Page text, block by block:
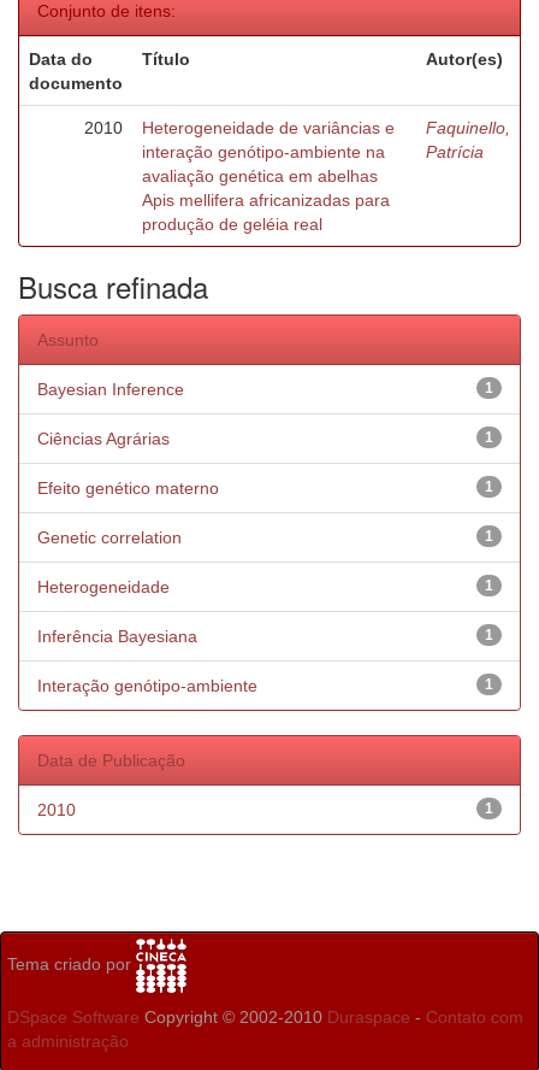
Conjunto de itens:
Data do
documento
Título Autor(es)
2010
Heterogeneidade de variâncias e
interação genótipo-ambiente na
avaliação genética em abelhas
Apis mellifera africanizadas para
produção de geléia real
Faquinello,
Patrícia
Busca refinada
Assunto
1
Bayesian Inference
1
Ciências Agrárias
1
Efeito genético materno
1
Genetic correlation
1
Heterogeneidade
1
Inferência Bayesiana
1
Interação genótipo-ambiente
Data de Publicação
1
2010
Tema criado por
DSpace Software Copyright © 2002-2010 Duraspace - Contato com
a administração